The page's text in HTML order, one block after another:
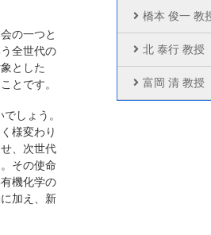
橋本 俊一 教
北 泰行 教授
富岡 清 教授
の一つと
全世代の
とした
とです。
しょう。
様変わり
、次世代
その使命
機化学の
加え、新